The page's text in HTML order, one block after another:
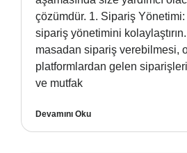
çözümdür. 1. Sipariş Yönetimi:
sipariş yönetimini
masadan sipariş verebilmesi,
platformlardan gelen
ve mutfak
Devamını Oku